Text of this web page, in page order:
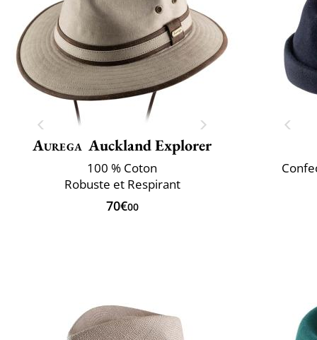
Aurega Auckland Explorer
100 % Coton
Robuste et Respirant
70€00